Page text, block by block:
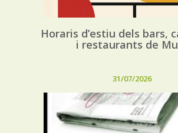
Horaris d’estiu dels bars,
i restaurants de
31/07/2026